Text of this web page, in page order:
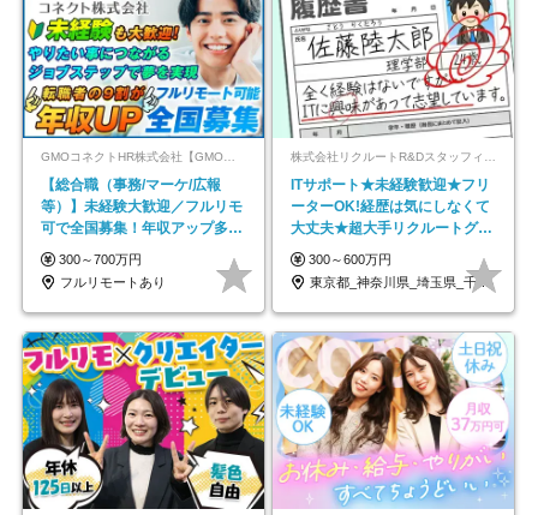
GMOコネクトHR株式会社【GMOインターネットグループ】
【総合職（事務/マーケ/広報
等）】未経験大歓迎／フルリモ
可で全国募集！年収アップ多数
★年休最大130日★
300～700万円
フルリモートあり
ITサポート★未経験歓迎★フリ
ーターOK!経歴は気にしなくて
大丈夫★超大手リクルートグル
ープの正社員/sg
300～600万円
東京都_神奈川県_埼玉県_千葉県_大阪府…